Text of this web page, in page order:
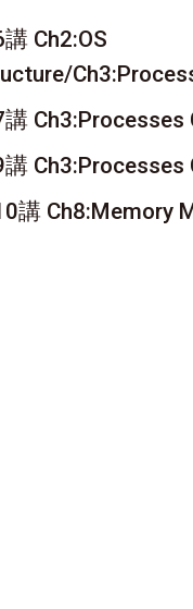
Ch2:OS
Ch3:Processes
Ch3:Processes
講 Ch8:Memory